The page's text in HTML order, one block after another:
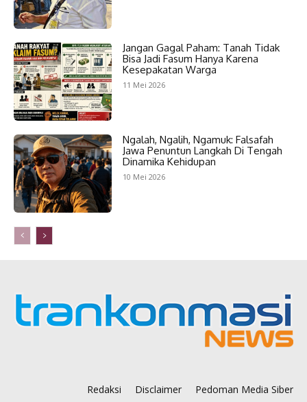
Jangan Gagal Paham: Tanah Tidak
Bisa Jadi Fasum Hanya Karena
Kesepakatan Warga
11 Mei 2026
Ngalah, Ngalih, Ngamuk: Falsafah
Jawa Penuntun Langkah Di Tengah
Dinamika Kehidupan
10 Mei 2026
Redaksi Disclaimer Pedoman Media Siber